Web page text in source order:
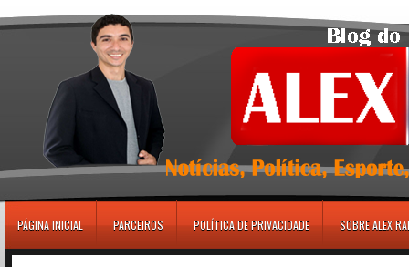
PÁGINA INICIAL PARCEIROS POLÍTICA DE PRIVACIDADE SOBRE ALEX